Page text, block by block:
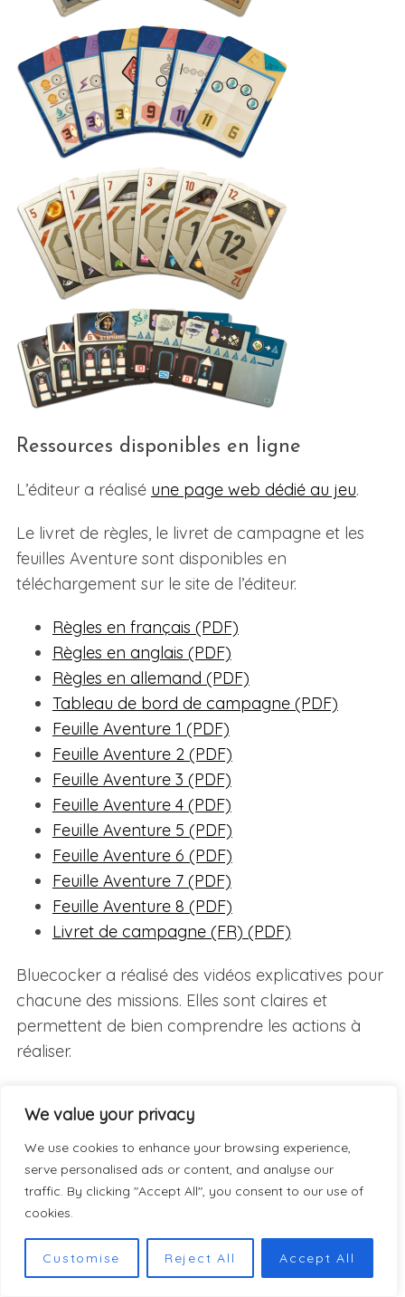
We value your privacy
We use cookies to enhance your browsing experience,
serve personalised ads or content, and analyse our
traffic. By clicking "Accept All", you consent to our use of
cookies.
Customise Reject All Accept All
Ressources disponibles en ligne
L’éditeur a réalisé une page web dédié au jeu.
Le livret de règles, le livret de campagne et les
feuilles Aventure sont disponibles en
téléchargement sur le site de l’éditeur.
Règles en français (PDF)
Règles en anglais (PDF)
Règles en allemand (PDF)
Tableau de bord de campagne (PDF)
Feuille Aventure 1 (PDF)
Feuille Aventure 2 (PDF)
Feuille Aventure 3 (PDF)
Feuille Aventure 4 (PDF)
Feuille Aventure 5 (PDF)
Feuille Aventure 6 (PDF)
Feuille Aventure 7 (PDF)
Feuille Aventure 8 (PDF)
Livret de campagne (FR) (PDF)
Bluecocker a réalisé des vidéos explicatives pour
chacune des missions. Elles sont claires et
permettent de bien comprendre les actions à
réaliser.
français
La règle de l’aventure 2 en vidéo et en
français
La règle de l’aventure 3 en vidéo et en
français
La règle de l’aventure 4 en vidéo et en
français